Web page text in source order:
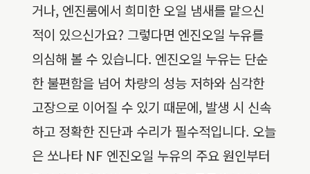
거나, 엔진룸에서 희미한 오일 냄새를 맡으신
적이 있으신가요? 그렇다면 엔진오일 누유를
의심해 볼 수 있습니다. 엔진오일 누유는 단순
한 불편함을 넘어 차량의 성능 저하와 심각한
고장으로 이어질 수 있기 때문에, 발생 시 신속
하고 정확한 진단과 수리가 필수적입니다. 오늘
은 쏘나타 NF 엔진오일 누유의 주요 원인부터